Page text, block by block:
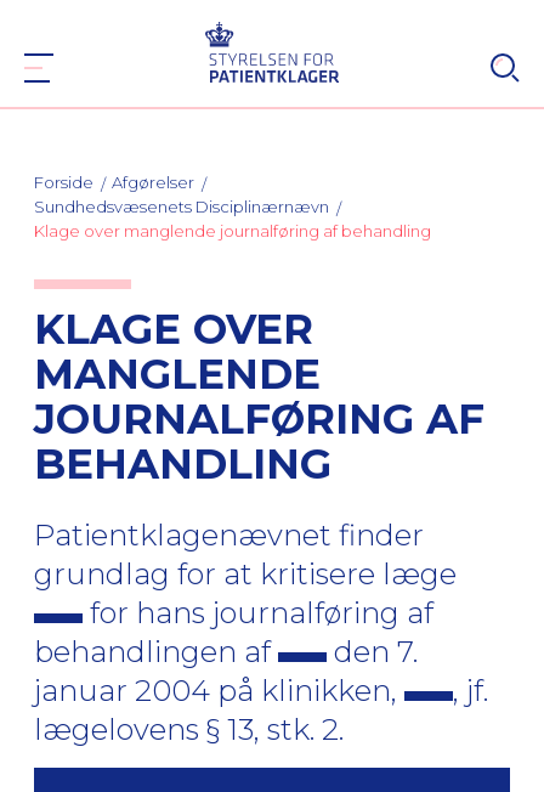
Forside
Afgørelser
Sundhedsvæsenets Disciplinærnævn
Klage over manglende journalføring af behandling
KLAGE OVER
MANGLENDE
JOURNALFØRING AF
BEHANDLING
Patientklagenævnet finder
grundlag for at kritisere læge
for hans journalføring af
behandlingen af
den 7.
januar 2004 på klinikken,
, jf.
lægelovens § 13, stk. 2.